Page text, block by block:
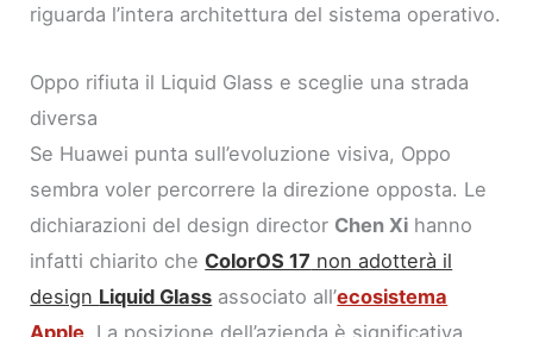
riguarda l’intera architettura del sistema operativo.
Oppo rifiuta il Liquid Glass e sceglie una strada
diversa
Se Huawei punta sull’evoluzione visiva, Oppo
sembra voler percorrere la direzione opposta. Le
dichiarazioni del design director Chen Xi hanno
infatti chiarito cheColorOS 17 non adotterà il
design Liquid Glass associato all’ecosistema
Apple. La posizione dell’azienda è significativa